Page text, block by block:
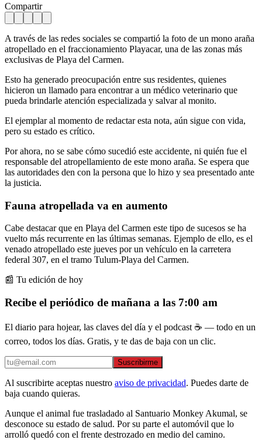
Compartir
A través de las redes sociales se compartió la foto de un mono araña
atropellado en el fraccionamiento Playacar, una de las zonas más
exclusivas de Playa del Carmen.
Esto ha generado preocupación entre sus residentes, quienes
hicieron un llamado para encontrar a un médico veterinario que
pueda brindarle atención especializada y salvar al monito.
El ejemplar al momento de redactar esta nota, aún sigue con vida,
pero su estado es crítico.
Por ahora, no se sabe cómo sucedió este accidente, ni quién fue el
responsable del atropellamiento de este mono araña. Se espera que
las autoridades den con la persona que lo hizo y sea presentado ante
la justicia.
Fauna atropellada va en aumento
Cabe destacar que en Playa del Carmen este tipo de sucesos se ha
vuelto más recurrente en las últimas semanas. Ejemplo de ello, es el
venado atropellado este jueves por un vehículo en la carretera
federal 307, en el tramo Tulum-Playa del Carmen.
📰 Tu edición de hoy
Recibe el periódico de mañana a las 7:00 am
El diario para hojear, las claves del día y el podcast ☕ — todo en un
correo, todos los días. Gratis, y te das de baja con un clic.
Suscribirme
Al suscribirte aceptas nuestro aviso de privacidad. Puedes darte de
baja cuando quieras.
Aunque el animal fue trasladado al Santuario Monkey Akumal, se
desconoce su estado de salud. Por su parte el automóvil que lo
arrolló quedó con el frente destrozado en medio del camino.